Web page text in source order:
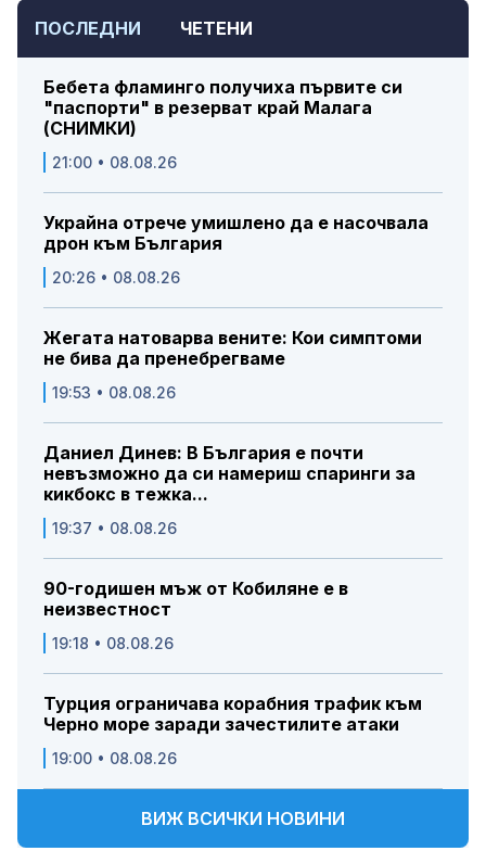
ПОСЛЕДНИ ЧЕТЕНИ
Бебета фламинго получиха първите си
"паспорти" в резерват край Малага
(СНИМКИ)
21:00 • 08.08.26
Украйна отрече умишлено да е насочвала
дрон към България
20:26 • 08.08.26
Жегата натоварва вените: Кои симптоми
не бива да пренебрегваме
19:53 • 08.08.26
Даниел Динев: В България е почти
невъзможно да си намериш спаринги за
кикбокс в тежка...
19:37 • 08.08.26
90-годишен мъж от Кобиляне е в
неизвестност
19:18 • 08.08.26
Турция ограничава корабния трафик към
Черно море заради зачестилите атаки
19:00 • 08.08.26
ВИЖ ВСИЧКИ НОВИНИ